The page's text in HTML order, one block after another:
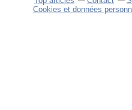
Cookies et données